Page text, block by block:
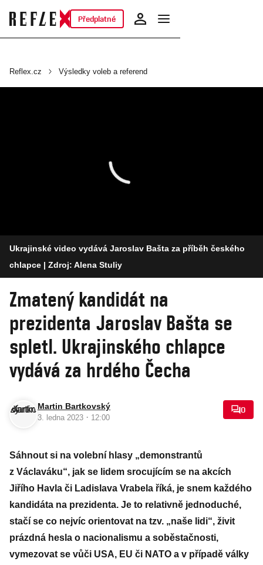
Předplatné
Reflex.cz Výsledky voleb a referend
Ukrajinské video vydává Jaroslav Bašta za příběh českého
chlapce | Zdroj: Alena Stuliy
Zmatený kandidát na
prezidenta Jaroslav Bašta se
spletl. Ukrajinského chlapce
vydává za hrdého Čecha
Martin Bartkovský
3. ledna 2023 · 12:00
0
Sáhnout si na volební hlasy „demonstrantů
z Václaváku“, jak se lidem srocujícím se na akcích
Jiřího Havla či Ladislava Vrabela říká, je snem každého
kandidáta na prezidenta. Je to relativně jednoduché,
stačí se co nejvíc orientovat na tzv. „naše lidi“, živit
prázdná hesla o nacionalismu a soběstačnosti,
vymezovat se vůči USA, EU či NATO a v případě války